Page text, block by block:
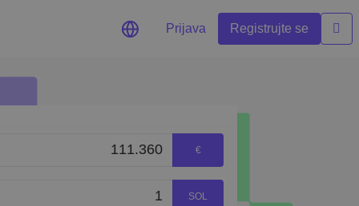
Prijava Registrujte se
€
SOL